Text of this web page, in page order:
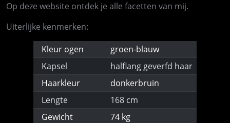
Op deze website ontdek je alle facetten van mij.
Uiterlijke kenmerken:
Kleur ogen
groen-blauw
Kapsel
halflang geverfd haar
Haarkleur
donkerbruin
Lengte
168 cm
Gewicht
74 kg